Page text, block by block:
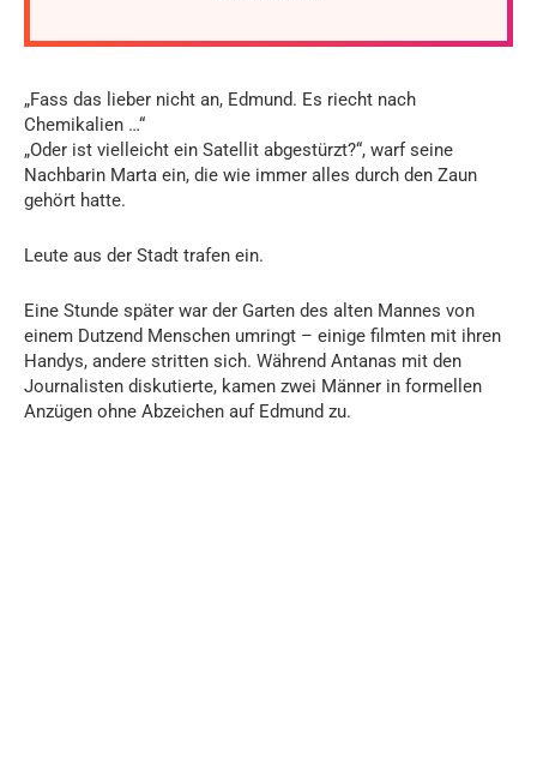
„Fass das lieber nicht an, Edmund. Es riecht nach
Chemikalien …“
„Oder ist vielleicht ein Satellit abgestürzt?“, warf seine
Nachbarin Marta ein, die wie immer alles durch den Zaun
gehört hatte.
Leute aus der Stadt trafen ein.
Eine Stunde später war der Garten des alten Mannes von
einem Dutzend Menschen umringt – einige filmten mit ihren
Handys, andere stritten sich. Während Antanas mit den
Journalisten diskutierte, kamen zwei Männer in formellen
Anzügen ohne Abzeichen auf Edmund zu.